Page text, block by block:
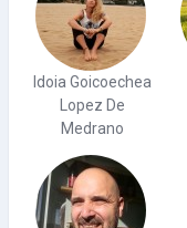
Idoia Goicoechea
Lopez De
Medrano